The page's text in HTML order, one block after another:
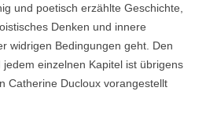
und poetisch erzählte Geschichte,
Denken und innere
widrigen Bedingungen geht. Den
einzelnen Kapitel ist übrigens
Catherine Ducloux vorangestellt